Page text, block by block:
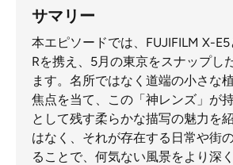
サマリー
本エピソードでは、FUJIFILM X-
Rを携え、5月の東京をスナップし
ます。名所ではなく道端の小さな
焦点を当て、この「神レンズ」が
として残す柔らかな描写の魅力を
はなく、それが存在する日常や街
ることで、何気ない風景をより深